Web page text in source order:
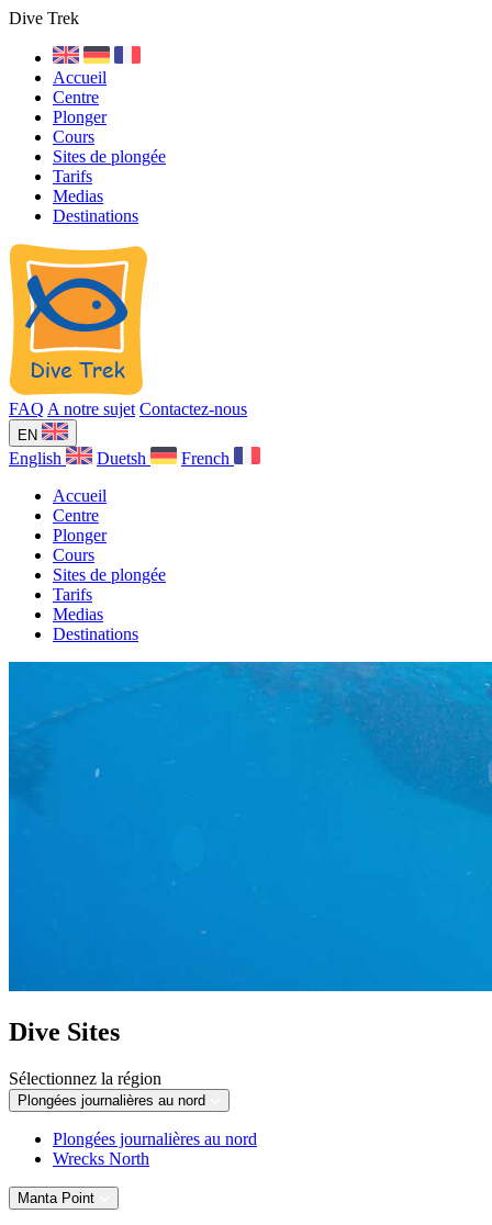
Dive Trek
Accueil
Centre
Plonger
Cours
Sites de plongée
Tarifs
Medias
Destinations
FAQ A notre sujet Contactez-nous
EN
English Duetsh
French
Accueil
Centre
Plonger
Cours
Sites de plongée
Tarifs
Medias
Destinations
Dive Sites
Sélectionnez la région
Plongées journalières au nord
Plongées journalières au nord
Wrecks North
Manta Point